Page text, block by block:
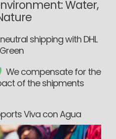
Water,
shipping with DHL
We compensate for the
of the shipments
Viva con Agua